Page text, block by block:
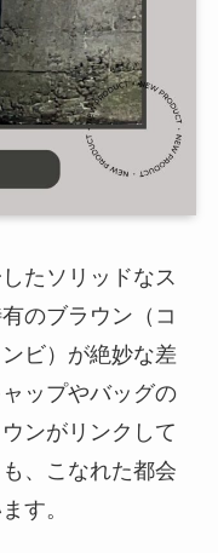
たソリッドなス
のブラウン（コ
ビ）が絶妙な差
ップやバッグの
ンがリンクして
、こなれた都会
す。